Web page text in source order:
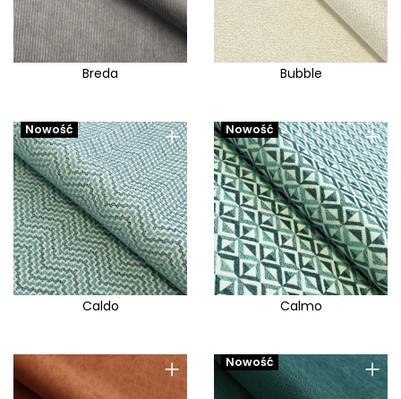
Breda Bubble
+
Nowość
Caldo
+
Nowość
Calmo
+ +
Nowość